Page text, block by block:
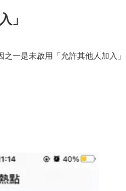
」
一是未啟用「允許其他人加入